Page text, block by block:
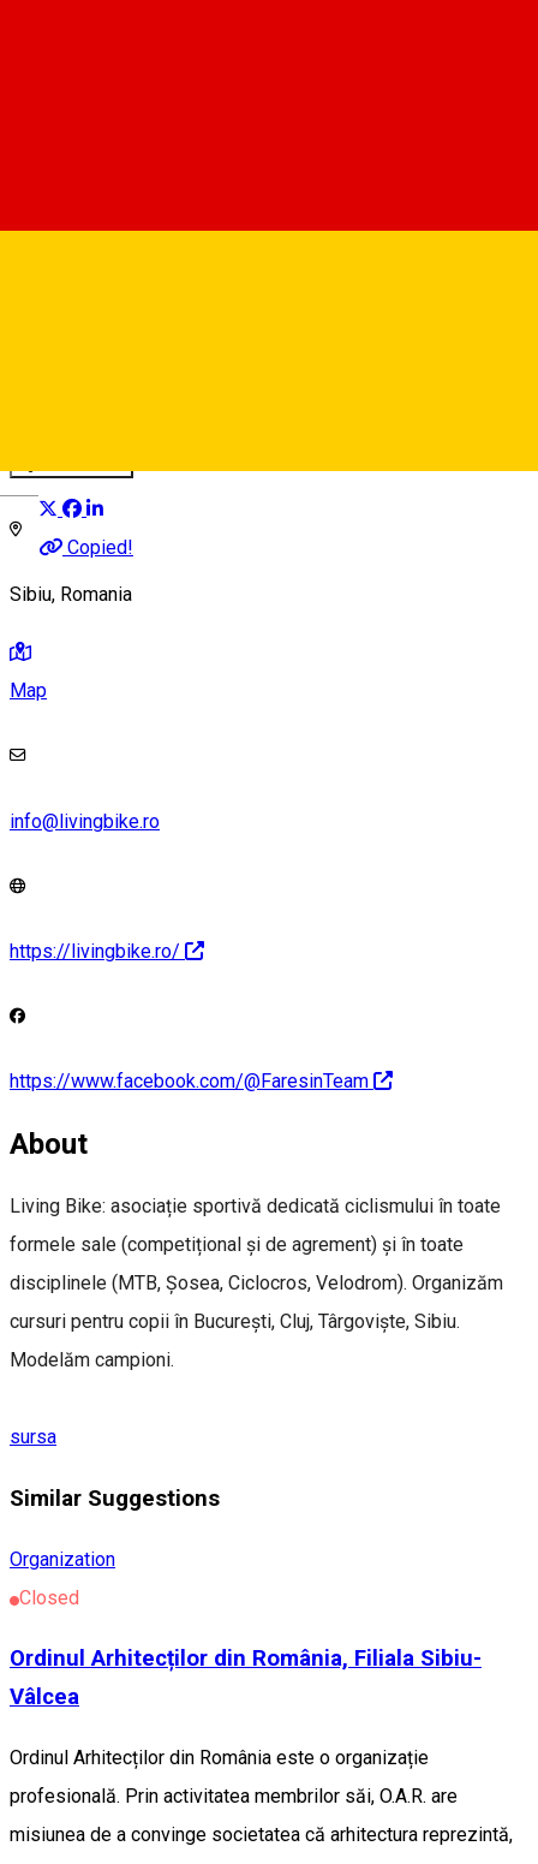
Copied!
Sibiu, Romania
Map
info@livingbike.ro
https://livingbike.ro/
https://www.facebook.com/@FaresinTeam
About
Living Bike: asociație sportivă dedicată ciclismului în toate
formele sale (competițional și de agrement) și în toate
disciplinele (MTB, Șosea, Ciclocros, Velodrom). Organizăm
cursuri pentru copii în București, Cluj, Târgoviște, Sibiu.
Modelăm campioni.
sursa
Similar Suggestions
Organization
Closed
Ordinul Arhitecților din România, Filiala Sibiu-
Vâlcea
Ordinul Arhitecților din România este o organizație
profesională. Prin activitatea membrilor săi, O.A.R. are
misiunea de a convinge societatea că arhitectura reprezintă,